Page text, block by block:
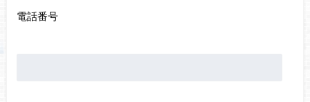
電話番号